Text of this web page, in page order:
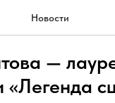
Новости
—
«Легенда